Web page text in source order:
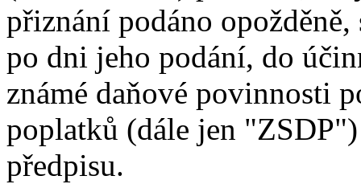
přiznání podáno
po dni jeho podání, do
známé daňové povinnosti
poplatků (dále jen
předpisu.